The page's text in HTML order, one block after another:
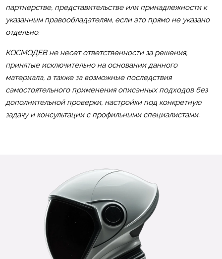
партнерстве, представительстве или принадлежности к
указанным правообладателям, если это прямо не указано
отдельно.
КОСМОДЕВ не несет ответственности за решения,
принятые исключительно на основании данного
материала, а также за возможные последствия
самостоятельного применения описанных подходов без
дополнительной проверки, настройки под конкретную
задачу и консультации с профильными специалистами.